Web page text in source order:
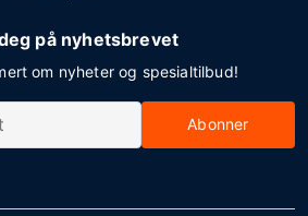
på nyhetsbrevet
om nyheter og spesialtilbud!
Abonner